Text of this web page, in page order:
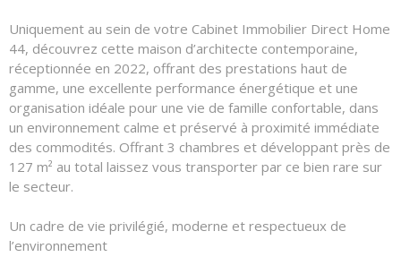
Uniquement au sein de votre Cabinet Immobilier Direct Home
44, découvrez cette maison d’architecte contemporaine,
réceptionnée en 2022, offrant des prestations haut de
gamme, une excellente performance énergétique et une
organisation idéale pour une vie de famille confortable, dans
un environnement calme et préservé à proximité immédiate
des commodités. Offrant 3 chambres et développant près de
127 m² au total laissez vous transporter par ce bien rare sur
le secteur.
Un cadre de vie privilégié, moderne et respectueux de
l’environnement